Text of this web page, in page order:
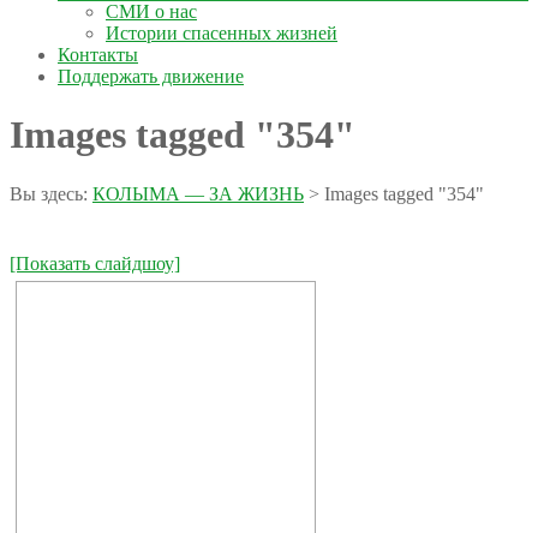
СМИ о нас
Истории спасенных жизней
Контакты
Поддержать движение
Images tagged "354"
Вы здесь: КОЛЫМА — ЗА ЖИЗНЬ > Images tagged "354"
[Показать слайдшоу]